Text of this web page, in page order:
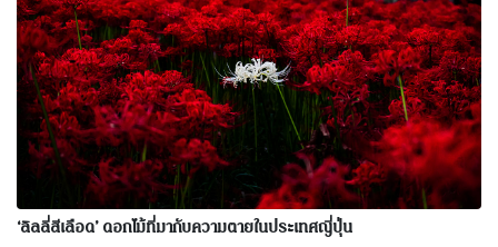
‘ลิลลี่สีเลือด’ ดอกไม้ที่มากับความตายในประเทศญี่ปุ่น